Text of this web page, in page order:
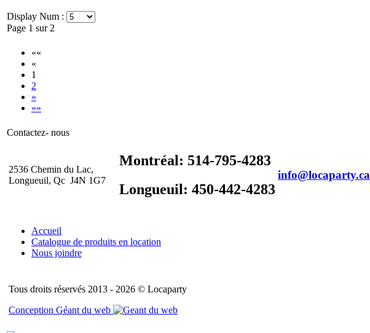
Display Num :
Page 1 sur 2
««
«
1
2
»
»»
Contactez- nous
2536 Chemin du Lac,
Longueuil, Qc J4N 1G7
Montréal: 514-795-4283
Longueuil: 450-442-4283
info@locaparty.ca
Accueil
Catalogue de produits en location
Nous joindre
Tous droits réservés 2013 - 2026 © Locaparty
Conception Géant du web